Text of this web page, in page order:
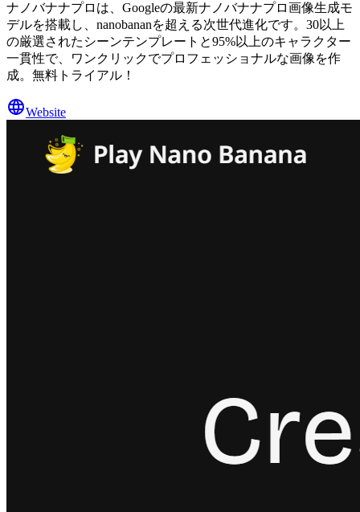
ナノバナナプロは、Googleの最新ナノバナナプロ画像生成モ
デルを搭載し、nanobananを超える次世代進化です。30以上
の厳選されたシーンテンプレートと95%以上のキャラクター
一貫性で、ワンクリックでプロフェッショナルな画像を作
成。無料トライアル！
Website